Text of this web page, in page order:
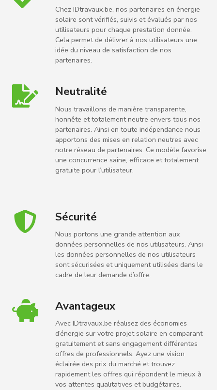
Chez IDtravaux.be, nos partenaires en énergie
solaire sont vérifiés, suivis et évalués par nos
utilisateurs pour chaque prestation donnée.
Cela permet de délivrer à nos utilisateurs une
idée du niveau de satisfaction de nos
partenaires.
Neutralité
Nous travaillons de manière transparente,
honnête et totalement neutre envers tous nos
partenaires. Ainsi en toute indépendance nous
apportons des mises en relation neutres avec
notre réseau de partenaires. Ce modèle favorise
une concurrence saine, efficace et totalement
gratuite pour l’utilisateur.
Sécurité
Nous portons une grande attention aux
données personnelles de nos utilisateurs. Ainsi
les données personnelles de nos utilisateurs
sont sécurisées et uniquement utilisées dans le
cadre de leur demande d’offre.
Avantageux
Avec IDtravaux.be réalisez des économies
d’énergie sur votre projet solaire en comparant
gratuitement et sans engagement différentes
offres de professionnels. Ayez une vision
éclairée des prix du marché et trouvez
rapidement les offres qui répondent le mieux à
vos attentes qualitatives et budgétaires.